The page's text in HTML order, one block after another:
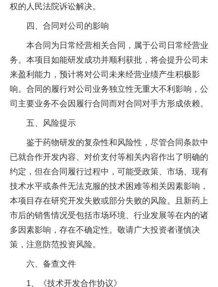
权的人民法院诉讼解决。
四、合同对公司的影响
本合同为日常经营相关合同，属于公司日常经营业
务。本项目如能研发成功并顺利获批，将会提升公司未
来盈利能力，预计将对公司未来经营业绩产生积极影
响。合同的履行对公司业务独立性无重大不利影响，公
司主要业务不会因履行合同而对合同对手方形成依赖。
五、风险提示
鉴于药物研发的复杂性和风险性，尽管合同条款中
已就合作开发内容、对价支付等相关内容作出了明确的
约定，但在合同履行过程中，可能受政策、市场、现有
技术水平或条件无法克服的技术困难等相关因素影响，
本项目存在研究开发失败或部分失败的风险。且新药上
市后的销售情况受包括市场环境、行业发展等在内的诸
多因素影响，存在不确定性。敬请广大投资者谨慎决
策，注意防范投资风险。
六、备查文件
1、《技术开发合作协议》